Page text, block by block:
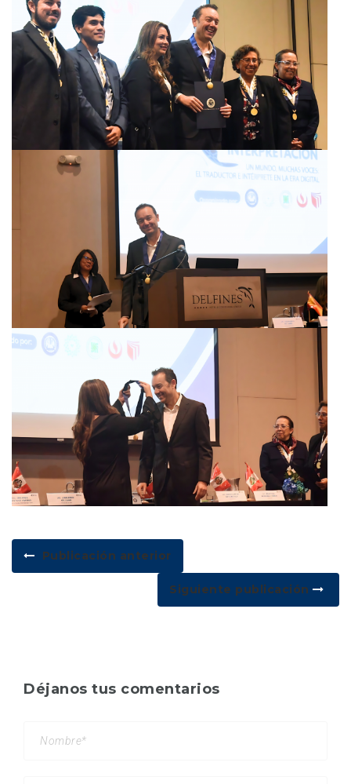
Publicación anterior
Siguiente publicación
Déjanos tus comentarios